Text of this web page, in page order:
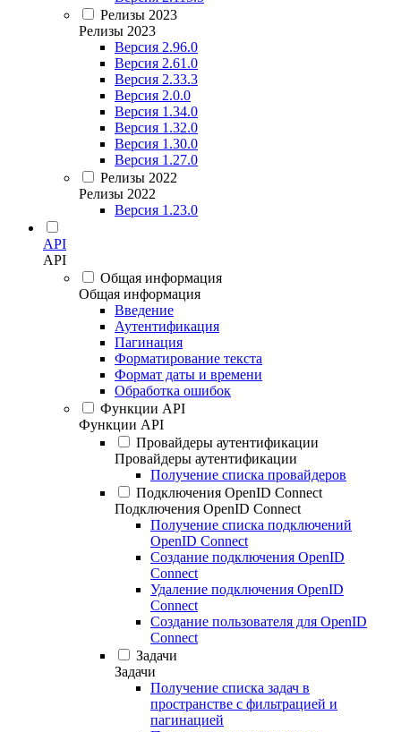
Релизы 2023
Релизы 2023
Версия 2.96.0
Версия 2.61.0
Версия 2.33.3
Версия 2.0.0
Версия 1.34.0
Версия 1.32.0
Версия 1.30.0
Версия 1.27.0
Релизы 2022
Релизы 2022
Версия 1.23.0
API
API
Общая информация
Общая информация
Введение
Аутентификация
Пагинация
Форматирование текста
Формат даты и времени
Обработка ошибок
Функции API
Функции API
Провайдеры аутентификации
Провайдеры аутентификации
Получение списка провайдеров
Подключения OpenID Connect
Подключения OpenID Connect
Получение списка подключений
OpenID Connect
Создание подключения OpenID
Connect
Удаление подключения OpenID
Connect
Создание пользователя для OpenID
Connect
Задачи
Задачи
Получение списка задач в
пространстве с фильтрацией и
пагинацией